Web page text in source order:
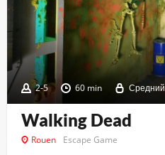
2-5 60 min Средний
Walking Dead
Rouen Escape Game